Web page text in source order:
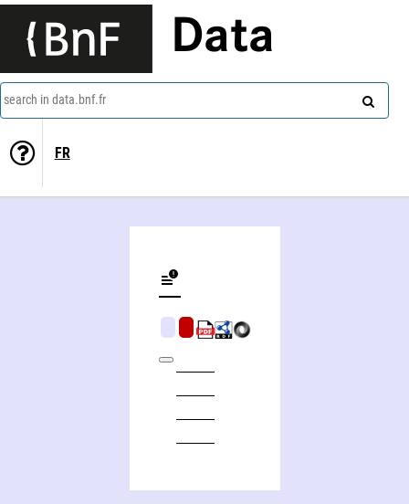
Data
search in data.bnf.fr
FR